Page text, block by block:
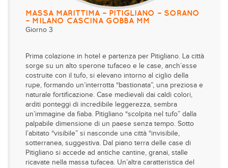
MASSA MARITTIMA – PITIGLIANO – SORANO
– MILANO CASCINA GOBBA MM
Giorno 3
Prima colazione in hotel e partenza per Pitigliano. La città
sorge su un alto sperone tufaceo e le case, anch’esse
costruite con il tufo, si elevano intorno al ciglio della
rupe, formando un’interrotta “bastionata”, una preziosa e
naturale fortificazione. Case medievali dai caldi colori,
arditi ponteggi di incredibile leggerezza, sembra
un’immagine da fiaba. Pitigliano “scolpita nel tufo” dalla
palpabile dimensione di un paese senza tempo. Sotto
l’abitato “visibile” si nasconde una città “invisibile,
sotterranea, suggestiva. Dal piano terra delle case di
Pitigliano si accede ad antiche cantine, granai, stalle
ricavate nella massa tufacea. Un’altra caratteristica del